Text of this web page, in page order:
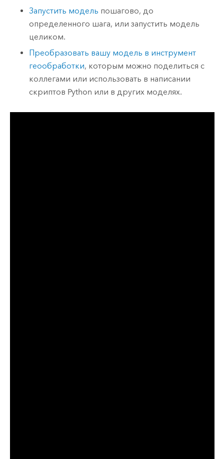
Запустить модель пошагово, до
определенного шага, или запустить модель
целиком.
Преобразовать вашу модель в инструмент
геообработки, которым можно поделиться с
коллегами или использовать в написании
скриптов Python или в других моделях.